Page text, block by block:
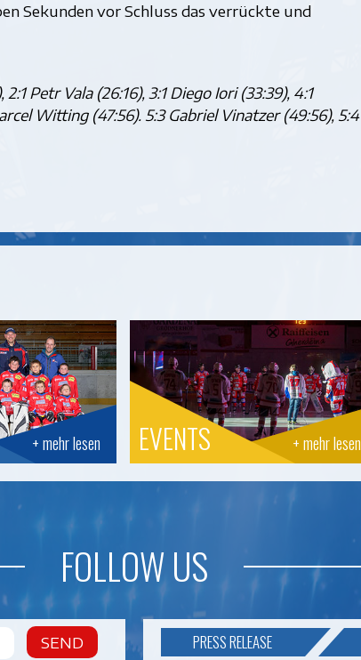
Sekunden vor Schluss das verrückte und
Petr Vala (26:16), 3:1 Diego Iori (33:39), 4:1
Witting (47:56). 5:3 Gabriel Vinatzer (49:56), 5:4
+ mehr lesen + mehr lesen
EVENTS
FOLLOW US
SEND PRESS RELEASE